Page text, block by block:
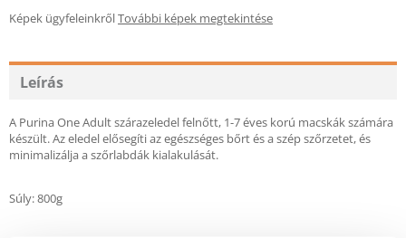
Képek ügyfeleinkrőlTovábbi képek megtekintése
Leírás
A Purina One Adult szárazeledel felnőtt, 1-7 éves korú macskák számára
készült. Az eledel elősegíti az egészséges bőrt és a szép szőrzetet, és
minimalizálja a szőrlabdák kialakulását.
Súly: 800g